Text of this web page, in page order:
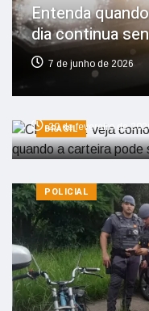
Entenda
dia continua
7 de junho de 2026
BRASIL
CNH 2026: veja
limites de
pode ser
20 de fevereiro de 2026
POLICIAL